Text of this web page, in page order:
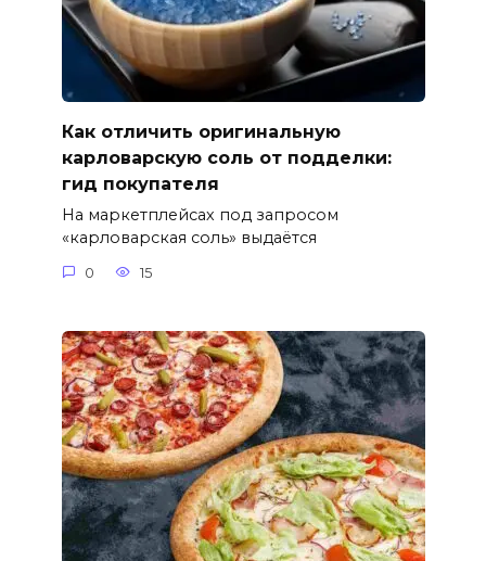
Как отличить оригинальную
карловарскую соль от подделки:
гид покупателя
На маркетплейсах под запросом
«карловарская соль» выдаётся
0 15